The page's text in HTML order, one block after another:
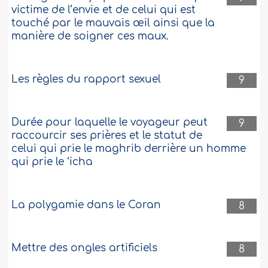
argent de la banque sans accord
préalable
J’ai laissé une somme d’argent dans une
et sans pouvoir retirer cet argent. J’ai
donc mandaté un collègue pour le faire
519619 13-10-2025
J’ai loué mon appartement en très bon
que je dois payer l’intervention d’une
entreprise ou la location de divers
victime de l’envie et de celui qui est
touché par le mauvais œil ainsi que la
manière de soigner ces maux.
9
Les règles du rapport sexuel
9
Durée pour laquelle le voyageur peut
raccourcir ses prières et le statut de
celui qui prie le maghrib derrière un homme
qui prie le ‘icha
8
La polygamie dans le Coran
8
Mettre des ongles artificiels